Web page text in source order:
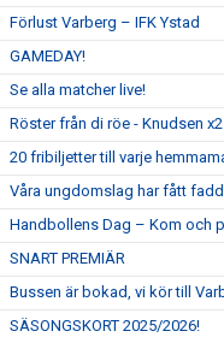
Förlust Varberg – IFK Ystad
GAMEDAY!
Se alla matcher live!
Röster från di röe - Knudsen x2
20 fribiljetter till varje
Våra ungdomslag har fått
Handbollens Dag – Kom och
SNART PREMIÄR
Bussen är bokad, vi kör till
SÄSONGSKORT 2025/2026!